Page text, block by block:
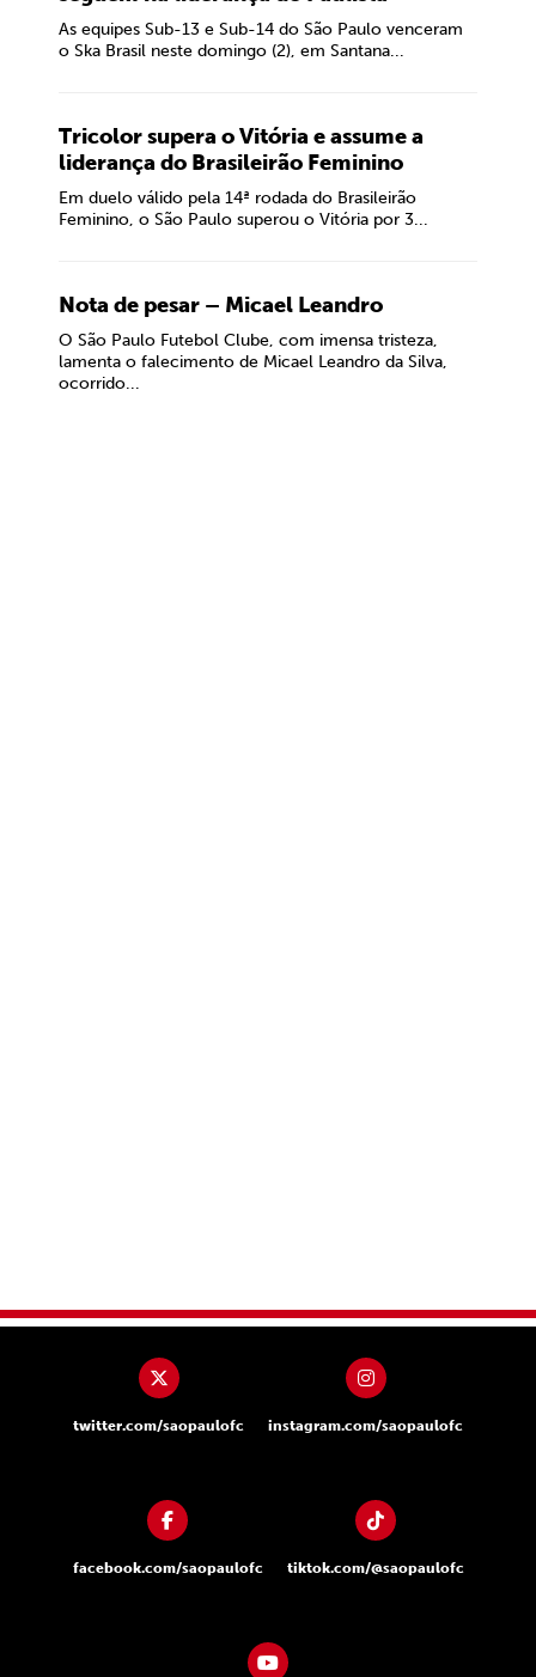
As equipes Sub-13 e Sub-14 do São Paulo venceram
o Ska Brasil neste domingo (2), em Santana...
Tricolor supera o Vitória e assume a
liderança do Brasileirão Feminino
Em duelo válido pela 14ª rodada do Brasileirão
Feminino, o São Paulo superou o Vitória por 3...
Nota de pesar – Micael Leandro
O São Paulo Futebol Clube, com imensa tristeza,
lamenta o falecimento de Micael Leandro da Silva,
ocorrido...
twitter.com/saopaulofc instagram.com/saopaulofc
facebook.com/saopaulofc tiktok.com/@saopaulofc